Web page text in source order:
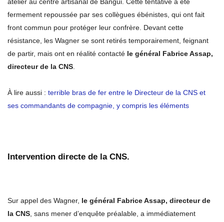
atelier au centre artisanal de Bangui. Cette tentative a été
fermement repoussée par ses collègues ébénistes, qui ont fait
front commun pour protéger leur confrère. Devant cette
résistance, les Wagner se sont retirés temporairement, feignant
de partir, mais ont en réalité contacté le général Fabrice Assap,
directeur de la CNS.
À lire aussi : terrible bras de fer entre le Directeur de la CNS et
ses commandants de compagnie, y compris les éléments
Intervention directe de la CNS.
Sur appel des Wagner, le général Fabrice Assap, directeur de
la CNS, sans mener d’enquête préalable, a immédiatement